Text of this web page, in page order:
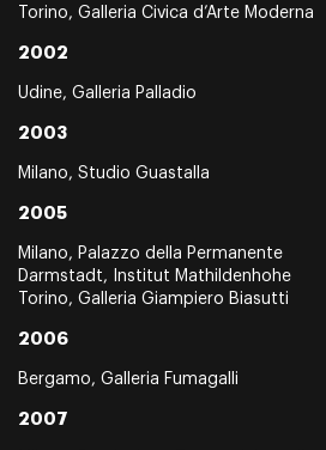
Torino, Galleria Civica d’Arte Moderna
2002
Udine, Galleria Palladio
2003
Milano, Studio Guastalla
2005
Milano, Palazzo della Permanente
Darmstadt, Institut Mathildenhohe
Torino, Galleria Giampiero Biasutti
2006
Bergamo, Galleria Fumagalli
2007